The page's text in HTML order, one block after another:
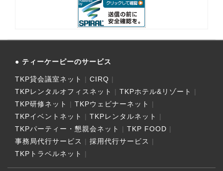
ティーケーピーのサービス
TKP貸会議室ネット
CIRQ
TKPレンタルオフィスネット
TKPホテル&リゾート
TKP研修ネット
TKPウェビナーネット
TKPイベントネット
TKPレンタルネット
TKPパーティー・懇親会ネット
TKP FOOD
事務局代行サービス
採用代行サービス
TKPトラベルネット